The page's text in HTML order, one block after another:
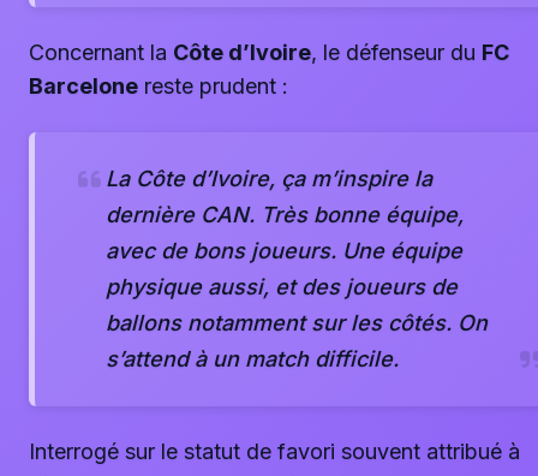
Concernant la Côte d’Ivoire, le défenseur du FC
Barcelone reste prudent :
La Côte d’Ivoire, ça m’inspire la
dernière CAN. Très bonne équipe,
avec de bons joueurs. Une équipe
physique aussi, et des joueurs de
ballons notamment sur les côtés. On
s’attend à un match difficile.
Interrogé sur le statut de favori souvent attribué à